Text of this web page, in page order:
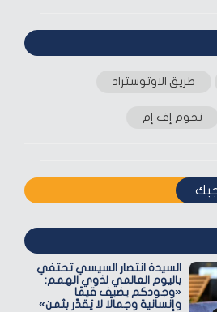
طريق الاوتوستراد
نجوم إف إم
السيدة انتصار السيسي تحتفي
باليوم العالمي لذوي الهمم:
«وجودكم يضيف قيمًا
وإنسانية وجمالًا لا يُقدّر بثمن»